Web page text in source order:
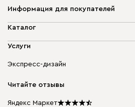
Информация для покупателей
О компании
Доставка и оплата
диван.клуб
Подарочные сертификаты
Каталог
Мягкая мебель
Бескаркасная мебель
Столы и стулья
Услуги
Экспресс-дизайн
Читайте отзывы
Яндекс Маркет